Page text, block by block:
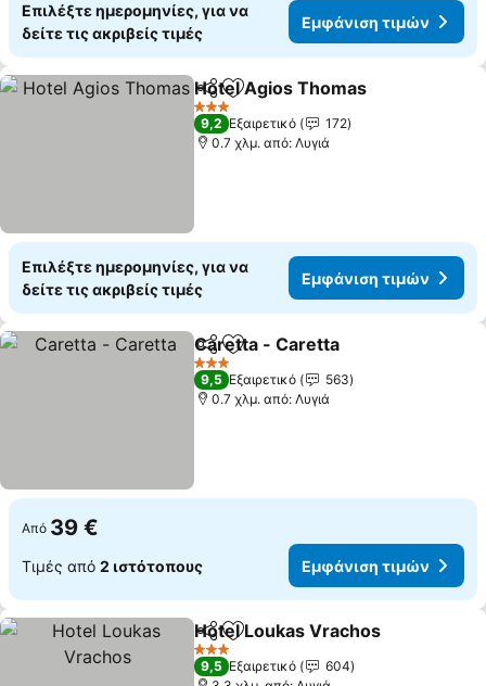
Επιλέξτε ημερομηνίες, για να
δείτε τις ακριβείς τιμές
Εμφάνιση τιμών
Κοινοποίηση
Προσθήκη στα αγαπημένα
Hotel Agios Thomas
3 Αστέρια
9,2 Εξαιρετικό
172
0.7 χλμ. από: Λυγιά
Επιλέξτε ημερομηνίες, για να
δείτε τις ακριβείς τιμές
Εμφάνιση τιμών
Κοινοποίηση
Προσθήκη στα αγαπημένα
Caretta - Caretta
3 Αστέρια
9,5 Εξαιρετικό
563
0.7 χλμ. από: Λυγιά
Από 39 €
Τιμές από 2 ιστότοπους Εμφάνιση τιμών
Κοινοποίηση
Προσθήκη στα αγαπημένα
Hotel Loukas Vrachos
3 Αστέρια
9,5 Εξαιρετικό
604